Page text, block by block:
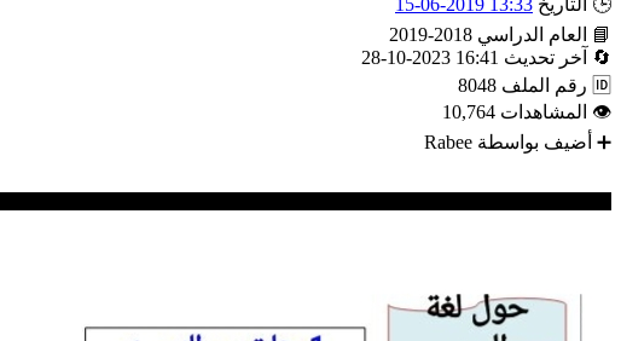
📘
العام الدراسي 2018-2019
🔄
آخر تحديث 16:41 2023-10-28
🆔 رقم الملف 8048
👁 المشاهدات 10,764
➕ أضيف بواسطة Rabee